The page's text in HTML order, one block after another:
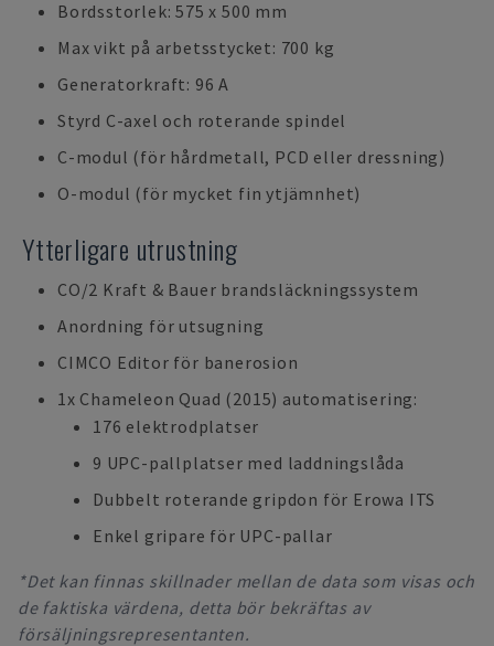
Bordsstorlek: 575 x 500 mm
Max vikt på arbetsstycket: 700 kg
Generatorkraft: 96 A
Styrd C-axel och roterande spindel
C-modul (för hårdmetall, PCD eller dressning)
O-modul (för mycket fin ytjämnhet)
Ytterligare utrustning
CO/2 Kraft & Bauer brandsläckningssystem
Anordning för utsugning
CIMCO Editor för banerosion
1x Chameleon Quad (2015) automatisering:
176 elektrodplatser
9 UPC-pallplatser med laddningslåda
Dubbelt roterande gripdon för Erowa ITS
Enkel gripare för UPC-pallar
*Det kan finnas skillnader mellan de data som visas och
de faktiska värdena, detta bör bekräftas av
försäljningsrepresentanten.